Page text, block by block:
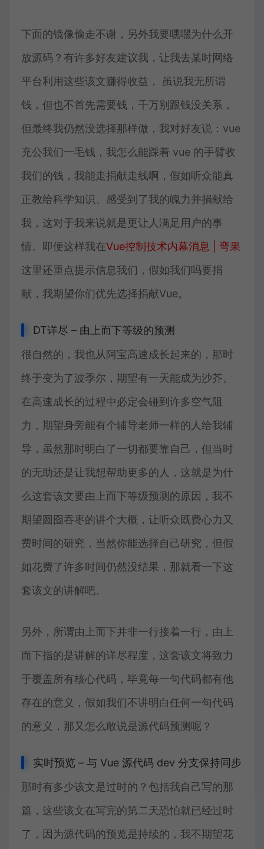
下面的镜像偷走不谢，另外我要嘿嘿为什么开
放源码？有许多好友建议我，让我去某时网络
平台利用这些该文赚得收益， 虽说我无所谓
钱，但也不首先需要钱，千万别跟钱没关系，
但最终我仍然没选择那样做，我对好友说：vue
充公我们一毛钱，我怎么能踩着 vue 的手臂收
我们的钱，我能走捐献走线啊，假如听众能真
正教给科学知识、感受到了我的魄力并捐献给
我，这对于我来说就是更让人满足用户的事
情。即便这样我在Vue控制技术内幕消息 | 弯果
这里还重点提示信息我们，假如我们吗要捐
献，我期望你们优先选择捐献Vue。
DT详尽 – 由上而下等级的预测
很自然的，我也从阿宝高速成长起来的，那时
终于变为了波季尔，期望有一天能成为沙芥。
在高速成长的过程中必定会碰到许多空气阻
力，期望身旁能有个辅导老师一样的人给我辅
导，虽然那时明白了一切都要靠自己，但当时
的无助还是让我想帮助更多的人，这就是为什
么这套该文要由上而下等级预测的原因，我不
期望囫囵吞枣的讲个大概，让听众既费心力又
费时间的研究，当然你能选择自己研究，但假
如花费了许多时间仍然没结果，那就看一下这
套该文的讲解吧。
另外，所谓由上而下并非一行接着一行，由上
而下指的是讲解的详尽程度，这套该文将致力
于覆盖所有核心代码，毕竟每一句代码都有他
存在的意义，假如我们不讲明白任何一句代码
的意义，那又怎么敢说是源代码预测呢？
实时预览 – 与 Vue 源代码 dev 分支保持同步
那时有多少该文是过时的？包括我自己写的那
篇，这些该文在写完的第二天恐怕就已经过时
了，因为源代码的预览是持续的，我不期望花